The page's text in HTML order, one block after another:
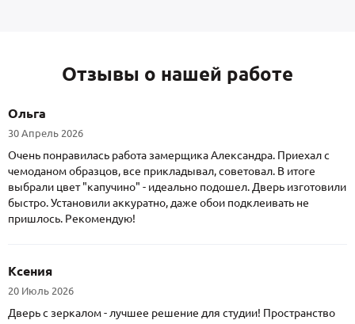
Отзывы о нашей работе
Ольга
30 Апрель 2026
Очень понравилась работа замерщика Александра. Приехал с
чемоданом образцов, все прикладывал, советовал. В итоге
выбрали цвет "капучино" - идеально подошел. Дверь изготовили
быстро. Установили аккуратно, даже обои подклеивать не
пришлось. Рекомендую!
Ксения
20 Июль 2026
Дверь с зеркалом - лучшее решение для студии! Пространство